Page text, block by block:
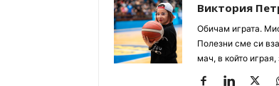
Виктория
Обичам играта.
Полезни сме си
мач, в който